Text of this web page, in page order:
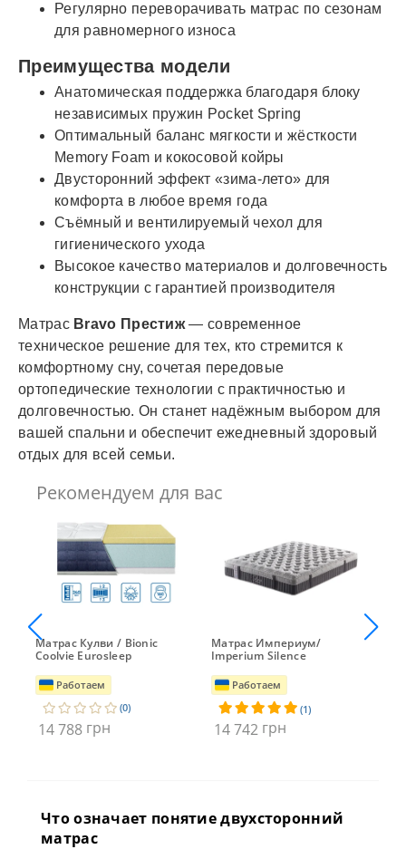
Регулярно переворачивать матрас по сезонам
для равномерного износа
Преимущества модели
Анатомическая поддержка благодаря блоку
независимых пружин Pocket Spring
Оптимальный баланс мягкости и жёсткости
Memory Foam и кокосовой койры
Двусторонний эффект «зима-лето» для
комфорта в любое время года
Съёмный и вентилируемый чехол для
гигиенического ухода
Высокое качество материалов и долговечность
конструкции с гарантией производителя
Матрас Bravo Престиж— современное
техническое решение для тех, кто стремится к
комфортному сну, сочетая передовые
ортопедические технологии с практичностью и
долговечностью. Он станет надёжным выбором для
вашей спальни и обеспечит ежедневный здоровый
отдых для всей семьи.
Рекомендуем для вас
Матрас Кулви / Bionic
Coolvie Eurosleep
Работаем
(0)
14 788 грн
Матрас Империум/
Imperium Silence
Работаем
(1)
14 742 грн
Что означает понятие двухсторонний
матрас